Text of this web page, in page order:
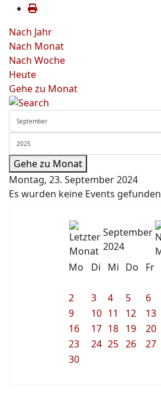
Nach Jahr
Nach Monat
Nach Woche
Heute
Gehe zu Monat
Gehe zu Monat
Montag, 23. September 2024
Es wurden keine Events gefunden
September
2024
Mo
Di Mi Do Fr
2
3 4 5 6
9
10 11 12 13
16
17 18 19 20
23
24 25 26 27
30